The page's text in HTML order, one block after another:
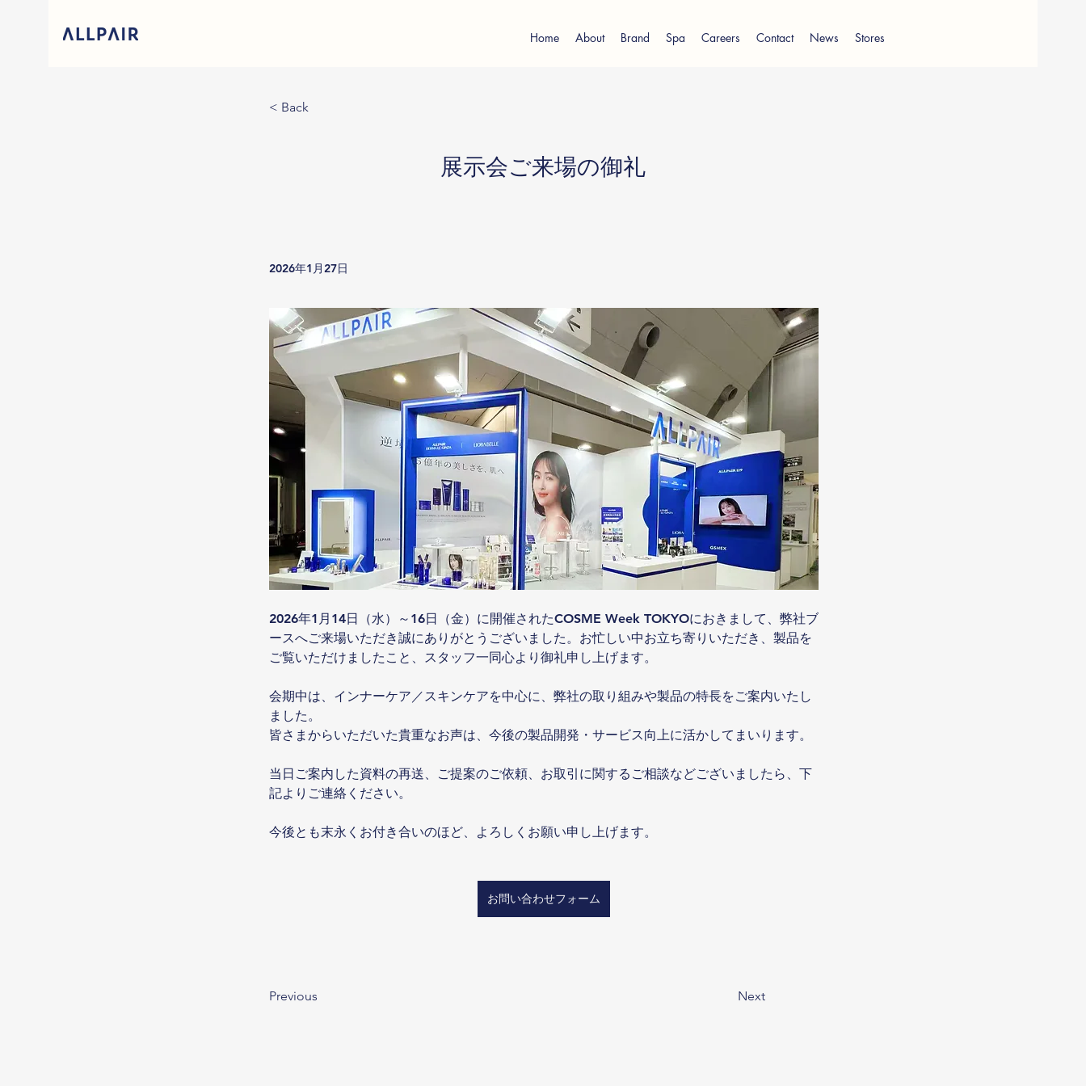
Home About Brand Spa Careers Contact News Stores
< Back
展示会ご来場の御礼
2026年1月27日
2026年1月14日（水）～16日（金）に開催されたCOSME Week TOKYOにおきまして、弊社ブ
ースへご来場いただき誠にありがとうございました。お忙しい中お立ち寄りいただき、製品を
ご覧いただけましたこと、スタッフ一同心より御礼申し上げます。
会期中は、インナーケア／スキンケアを中心に、弊社の取り組みや製品の特長をご案内いたし
ました。
皆さまからいただいた貴重なお声は、今後の製品開発・サービス向上に活かしてまいります。
当日ご案内した資料の再送、ご提案のご依頼、お取引に関するご相談などございましたら、下
記よりご連絡ください。
今後とも末永くお付き合いのほど、よろしくお願い申し上げます。
お問い合わせフォーム
Previous Next